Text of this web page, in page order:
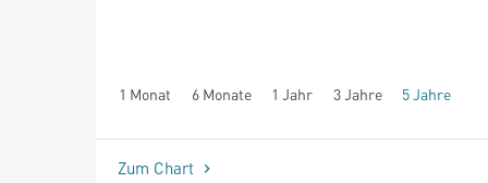
1 Monat 6 Monate 1 Jahr 3 Jahre 5 Jahre
seit Beginn
Zum Chart